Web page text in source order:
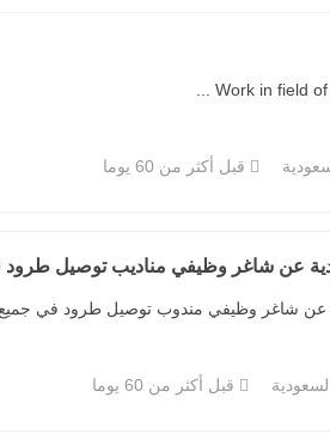
Work in field of
قبل أكثر من 60 يوما
عن شاغر وظيفي مناديب توصيل
عن شاغر وظيفي مندوب توصيل طرود في جميع
قبل أكثر من 60 يوما